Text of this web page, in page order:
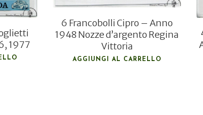
1977
6 Francobolli Cipro – Anno
1948 Nozze d’argento Regina
Vittoria
AGGIUNGI AL CARRELLO